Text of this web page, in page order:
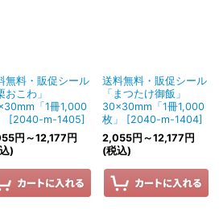
無料・販促シール
おこわ」
「1冊1,000
[2040-m-1405]
円 ～12,177円
)
送料無料・販促シール
「まつたけ御飯」
30×30mm「1冊1,000
枚」
[2040-m-1404]
2,055円 ～12,177円
(税込)